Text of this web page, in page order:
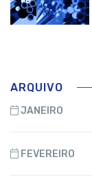
ARQUIVO
JANEIRO
FEVEREIRO